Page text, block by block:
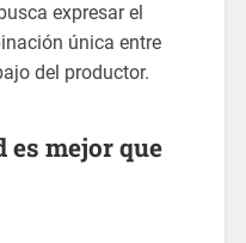
expresar el
única entre
del productor.
es mejor que